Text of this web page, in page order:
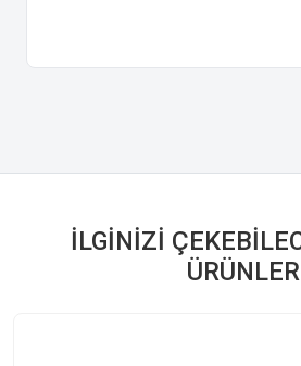
İLGINIZI
ÜRÜNLER